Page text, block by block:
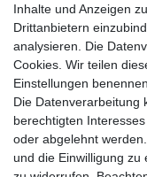
Jetzt
Sie wollen
Inhalte und Anzeigen
Drittanbietern
analysieren. Die
Cookies. Wir teilen
Einstellungen benennen.
Die Datenverarbeitung
berechtigten
oder abgelehnt
und die Einwilligung